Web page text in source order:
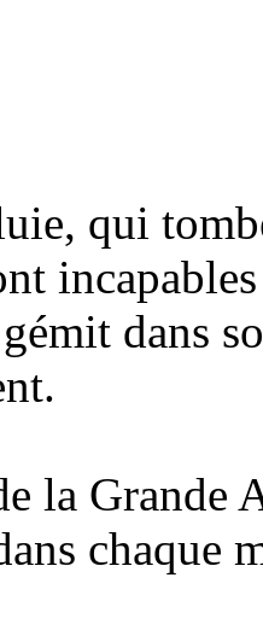
qui
dans
la Grande
chaque